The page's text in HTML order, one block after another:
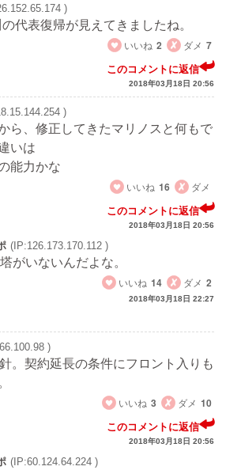
)
代表復帰が見えてきましたね。
いいね 2 ダメ 7
このコメントに返信
2018年03月18日 20:56
)
ら、修正してきたマリノスと何もで
いは
能力かな
いいね 16 ダメ
このコメントに返信
2018年03月18日 20:56
(IP:126.173.170.112 )
がいないんだよな。
いいね 14 ダメ 2
2018年03月18日 22:27
)
。契約延長の条件にフロント入りも
いいね 3 ダメ 10
このコメントに返信
2018年03月18日 20:56
(IP:60.124.64.224 )